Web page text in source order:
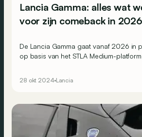
Lancia Gamma: alles wat
voor zijn comeback in 2026
De Lancia Gamma gaat vanaf 2026 in
op basis van het STLA Medium-
28 okt 2024 Lancia